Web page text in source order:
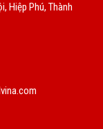
Hiệp Phú, Thành